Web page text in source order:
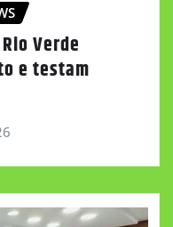
Verde
e testam